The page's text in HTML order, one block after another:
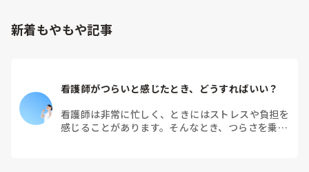
新着もやもや記事
看護師がつらいと感じたとき、どうすればいい？
看護師は非常に忙しく、ときにはストレスや負担を
感じることがあります。そんなとき、つらさを乗り